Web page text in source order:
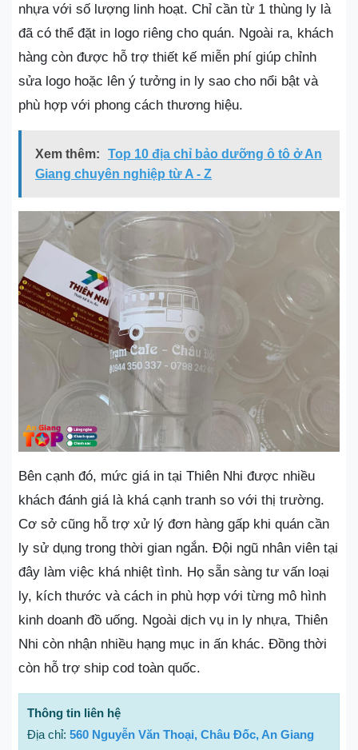
nhựa với số lượng linh hoạt. Chỉ cần từ 1 thùng ly là
đã có thể đặt in logo riêng cho quán. Ngoài ra, khách
hàng còn được hỗ trợ thiết kế miễn phí giúp chỉnh
sửa logo hoặc lên ý tưởng in ly sao cho nổi bật và
phù hợp với phong cách thương hiệu.
Xem thêm:
Top 10 địa chỉ bảo dưỡng ô tô ở An
Giang chuyên nghiệp từ A - Z
Bên cạnh đó, mức giá in tại Thiên Nhi được nhiều
khách đánh giá là khá cạnh tranh so với thị trường.
Cơ sở cũng hỗ trợ xử lý đơn hàng gấp khi quán cần
ly sử dụng trong thời gian ngắn. Đội ngũ nhân viên tại
đây làm việc khá nhiệt tình. Họ sẵn sàng tư vấn loại
ly, kích thước và cách in phù hợp với từng mô hình
kinh doanh đồ uống. Ngoài dịch vụ in ly nhựa, Thiên
Nhi còn nhận nhiều hạng mục in ấn khác. Đồng thời
còn hỗ trợ ship cod toàn quốc.
Thông tin liên hệ
Địa chỉ: 560 Nguyễn Văn Thoại, Châu Đốc, An Giang